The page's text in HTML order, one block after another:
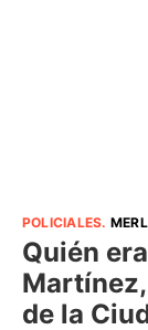
POLICIALES.
Quién
de la